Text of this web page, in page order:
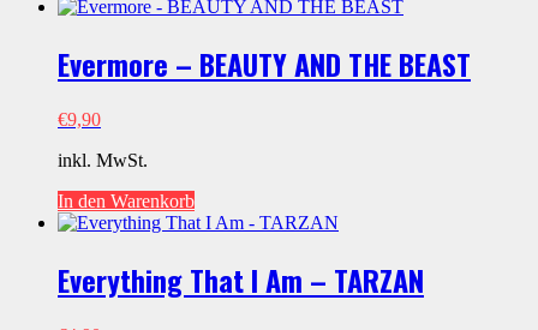
Evermore – BEAUTY AND THE BEAST
€9,90
inkl. MwSt.
In den Warenkorb
Everything That I Am – TARZAN